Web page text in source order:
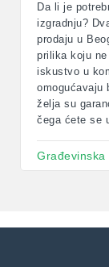
Da li je
izgradnju?
prodaju u
prilika koju
iskustvo u
omogućavaju
želja su
čega ćete se
Građevinska